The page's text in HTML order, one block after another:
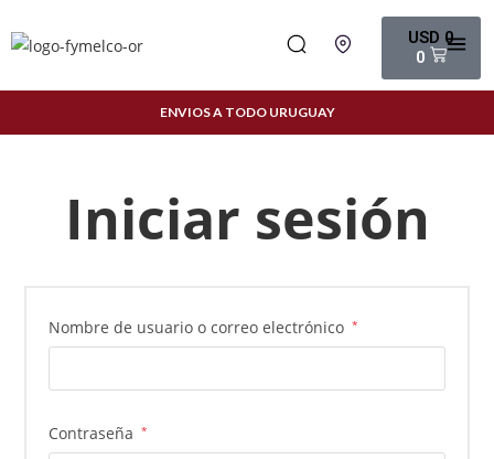
USD 0
0
ENVIOS A TODO URUGUAY
Iniciar sesión
Nombre de usuario o correo electrónico *
Contraseña *